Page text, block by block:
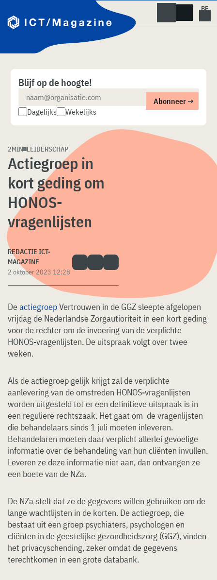
naar
content
Blijf op de hoogte!
Dagelijks Wekelijks
2MIN LEIDERSCHAP
Actiegroep in
kort geding om
HONOS-
vragenlijsten
REDACTIE ICT-
MAGAZINE
2 oktober 2023 12:28
DeactiegroepVertrouwen in de GGZ sleepte afgelopen
vrijdag de Nederlandse Zorgautioriteit in een kort geding
voor de rechter om de invoering van de verplichte
HONOS-vragenlijsten. De uitspraak volgt over twee
weken.
Als de actiegroep gelijk krijgt zal de verplichte
aanlevering van de omstreden HONOS-vragenlijsten
worden uitgesteld tot er een definitieve uitspraak is in
een reguliere rechtszaak. Het gaat om de vragenlijsten
die behandelaars sinds 1 juli moeten inleveren.
Behandelaren moeten daar verplicht allerlei gevoelige
informatie over de behandeling van hun cliënten invullen.
Leveren ze deze informatie niet aan, dan ontvangen ze
een boete van de NZa.
De NZa stelt dat ze de gegevens willen gebruiken om de
lange wachtlijsten in de korten. De actiegroep, die
bestaat uit een groep psychiaters, psychologen en
cliënten in de geestelijke gezondheidszorg (GGZ), vinden
het privacyschending, zeker omdat de gegevens
terechtkomen in een grote databank.